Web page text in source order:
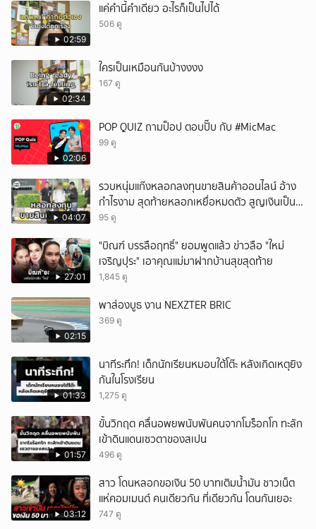
02:59
แค่คำนี้คำเดียว อะไรก็เป็นไปได้
506 ดู
02:34
ใครเป็นเหมือนกันบ้างงงง
167 ดู
02:06
POP QUIZ ถามป็อป ตอบปั๊บ กับ #MicMac
99 ดู
04:07
รวบหนุ่มแก๊งหลอกลงทุนขายสินค้าออนไลน์ อ้าง
กำไรงาม สุดท้ายหลอกเหยื่อหมดตัว สูญเงินเป็น
แสนบาท ยังให้การปฏิเสธ
95 ดู
27:01
"บิณฑ์ บรรลือฤทธิ์" ยอมพูดแล้ว ข่าวลือ "ใหม่
เจริญปุระ" เอาคุณแม่มาฝากบ้านสุขสุดท้าย
1,845 ดู
02:15
พาส่องบูธ งาน NEXZTER BRIC
369 ดู
01:33
นาทีระทึก! เด็กนักเรียนหมอบใต้โต๊ะ หลังเกิดเหตุยิง
กันในโรงเรียน
1,275 ดู
01:57
ขั้นวิกฤต คลื่นอพยพนับพันคนจากโมร็อกโก ทะลัก
เข้าดินแดนเซวตาของสเปน
496 ดู
03:12
สาว โดนหลอกขอเงิน 50 บาทเติมน้ำมัน ชาวเน็ต
แห่คอมเมนต์ คนเดียวกัน ที่เดียวกัน โดนกันเยอะ
747 ดู